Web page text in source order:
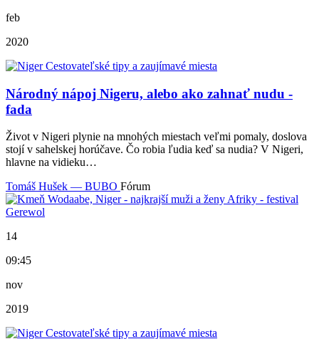
feb
2020
Národný nápoj Nigeru, alebo ako zahnať nudu -
fada
Život v Nigeri plynie na mnohých miestach veľmi pomaly, doslova
stojí v sahelskej horúčave. Čo robia ľudia keď sa nudia? V Nigeri,
hlavne na vidieku…
Tomáš Hušek — BUBO Fórum
14
09:45
nov
2019